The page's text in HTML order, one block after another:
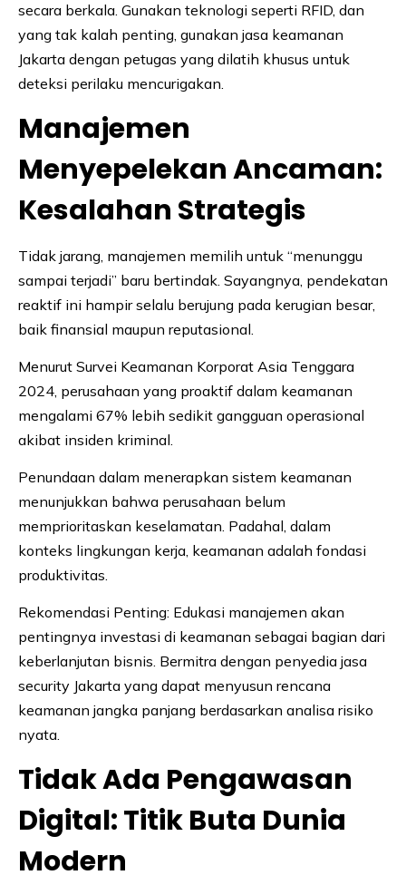
secara berkala. Gunakan teknologi seperti RFID, dan
yang tak kalah penting, gunakan jasa keamanan
Jakarta dengan petugas yang dilatih khusus untuk
deteksi perilaku mencurigakan.
Manajemen
Menyepelekan Ancaman:
Kesalahan Strategis
Tidak jarang, manajemen memilih untuk “menunggu
sampai terjadi” baru bertindak. Sayangnya, pendekatan
reaktif ini hampir selalu berujung pada kerugian besar,
baik finansial maupun reputasional.
Menurut Survei Keamanan Korporat Asia Tenggara
2024, perusahaan yang proaktif dalam keamanan
mengalami 67% lebih sedikit gangguan operasional
akibat insiden kriminal.
Penundaan dalam menerapkan sistem keamanan
menunjukkan bahwa perusahaan belum
memprioritaskan keselamatan. Padahal, dalam
konteks lingkungan kerja, keamanan adalah fondasi
produktivitas.
Rekomendasi Penting: Edukasi manajemen akan
pentingnya investasi di keamanan sebagai bagian dari
keberlanjutan bisnis. Bermitra dengan penyedia jasa
security Jakarta yang dapat menyusun rencana
keamanan jangka panjang berdasarkan analisa risiko
nyata.
Tidak Ada Pengawasan
Digital: Titik Buta Dunia
Modern